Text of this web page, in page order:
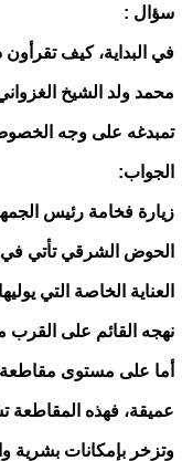
سؤال :
في البداية، كيف تقرأون
محمد ولد الشيخ
تمبدغه على وجه
الجواب:
زيارة فخامة رئيس
الحوض الشرقي تأتي
العناية الخاصة التي
نهجه القائم على القرب
أما على مستوى مقاطعة
عميقة، فهذه
وتزخر بإمكانات بشرية